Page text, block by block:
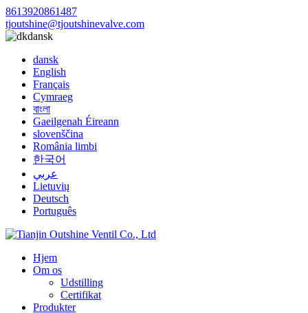
8613920861487
tjoutshine@tjoutshinevalve.com
dansk
dansk
English
Français
Cymraeg
বাংলা
Gaeilgenah Éireann
slovenščina
România limbi
한국어
عربي
Lietuvių
Deutsch
Português
Hjem
Om os
Udstilling
Certifikat
Produkter